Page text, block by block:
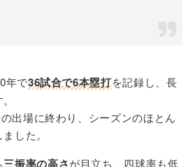
年で36試合で6本塁打を記録し、長
出場に終わり、シーズンのほとん
した。
三振率の高さが目立ち、四球率も低